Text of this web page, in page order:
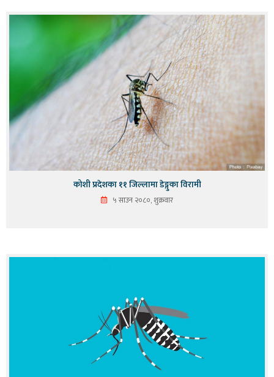
कोशी प्रदेशका ११ जिल्लामा डेङ्गुका विरामी
५ साउन २०८०, शुक्रवार